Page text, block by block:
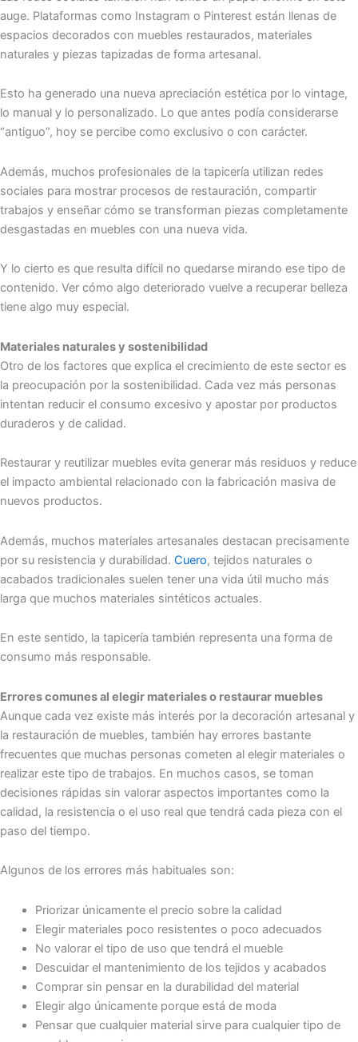
auge. Plataformas como Instagram o Pinterest están llenas de
espacios decorados con muebles restaurados, materiales
naturales y piezas tapizadas de forma artesanal.
Esto ha generado una nueva apreciación estética por lo vintage,
lo manual y lo personalizado. Lo que antes podía considerarse
“antiguo”, hoy se percibe como exclusivo o con carácter.
Además, muchos profesionales de la tapicería utilizan redes
sociales para mostrar procesos de restauración, compartir
trabajos y enseñar cómo se transforman piezas completamente
desgastadas en muebles con una nueva vida.
Y lo cierto es que resulta difícil no quedarse mirando ese tipo de
contenido. Ver cómo algo deteriorado vuelve a recuperar belleza
tiene algo muy especial.
Materiales naturales y sostenibilidad
Otro de los factores que explica el crecimiento de este sector es
la preocupación por la sostenibilidad. Cada vez más personas
intentan reducir el consumo excesivo y apostar por productos
duraderos y de calidad.
Restaurar y reutilizar muebles evita generar más residuos y reduce
el impacto ambiental relacionado con la fabricación masiva de
nuevos productos.
Además, muchos materiales artesanales destacan precisamente
por su resistencia y durabilidad. Cuero, tejidos naturales o
acabados tradicionales suelen tener una vida útil mucho más
larga que muchos materiales sintéticos actuales.
En este sentido, la tapicería también representa una forma de
consumo más responsable.
Errores comunes al elegir materiales o restaurar muebles
Aunque cada vez existe más interés por la decoración artesanal y
la restauración de muebles, también hay errores bastante
frecuentes que muchas personas cometen al elegir materiales o
realizar este tipo de trabajos. En muchos casos, se toman
decisiones rápidas sin valorar aspectos importantes como la
calidad, la resistencia o el uso real que tendrá cada pieza con el
paso del tiempo.
Algunos de los errores más habituales son:
Priorizar únicamente el precio sobre la calidad
Elegir materiales poco resistentes o poco adecuados
No valorar el tipo de uso que tendrá el mueble
Descuidar el mantenimiento de los tejidos y acabados
Comprar sin pensar en la durabilidad del material
Elegir algo únicamente porque está de moda
Pensar que cualquier material sirve para cualquier tipo de